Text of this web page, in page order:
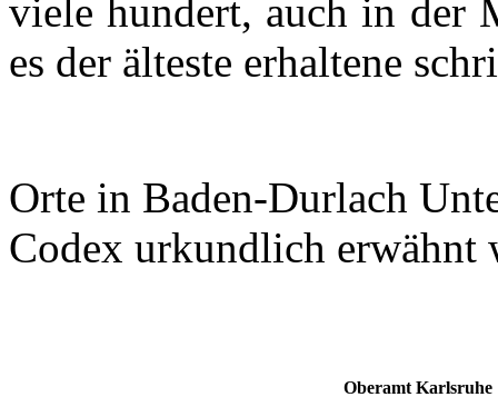
viele hundert, auch in der
es der älteste erhaltene
Orte in Baden-Durlach
Codex urkundlich erwähnt
Oberamt Karlsruhe